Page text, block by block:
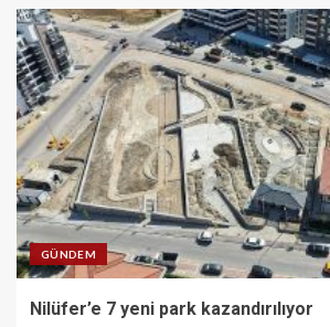
GÜNDEM
Nilüfer’e 7 yeni park kazandırılıyor